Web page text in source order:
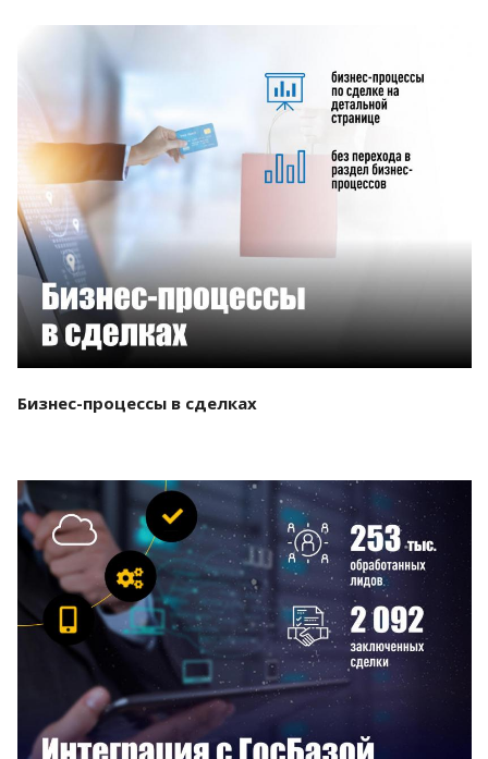
Бизнес-процессы в сделках
Смотреть проект